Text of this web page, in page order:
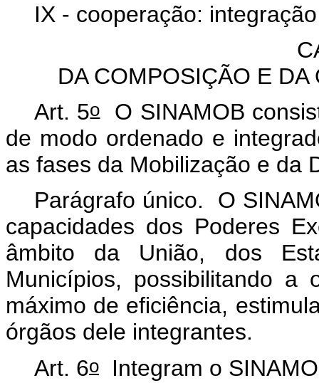
IX - cooperação:
DA COMPOSIÇÃO E
Art. 5oO SINAMOB
de modo ordenado e
as fases da Mobilização e
Parágrafo único. O
capacidades dos Poderes
âmbito da União, dos
Municípios, possibilitando a
máximo de eficiência,
órgãos dele integrantes.
Art. 6o Integram o